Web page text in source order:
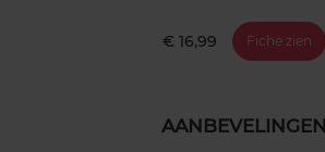
€ 16,99 Fiche zien
AANBEVELINGEN